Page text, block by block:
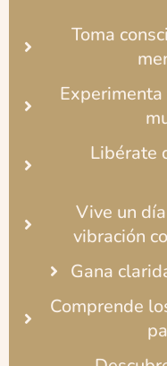
Toma
Libérate
Vive un
vibración
Gana
Comprende